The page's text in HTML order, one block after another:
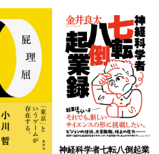
神経科学者七転八倒起業